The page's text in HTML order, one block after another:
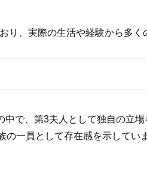
、実際の生活や経験から多く
で、第3夫人として独自の立
一員として存在感を示していま